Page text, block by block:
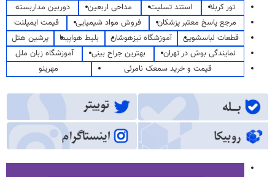
تور کربلا
استند تسلیت مداحی اربعین
دوربین مداربسته
مرجع پاسخ معتبر پزشکان
فروش مواد شیمیایی
قیمت ایمپلنت
قطعات لباسشویی
آموزشگاه تیزهوشان بلیط هواپیما
پرشین هتل
نمایندگی بوش در تهران
بهترین جراح بینی
آموزشگاه زبان ملل
قیمت و خرید سمعک نامرئی
مهرینو